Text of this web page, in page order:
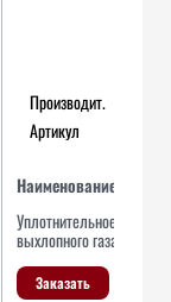
Производит.
Артикул
Наименование
Уплотнительное
выхлопного газа
Заказать